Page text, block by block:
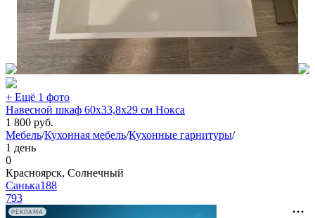
+ Ещё 1 фото
Навесной шкаф 60x33,8x29 см Нокса
1 800 руб.
Мебель/Кухонная мебель/Кухонные гарнитуры/
1 день
0
Красноярск, Солнечный
Санька188
793
РЕКЛАМА